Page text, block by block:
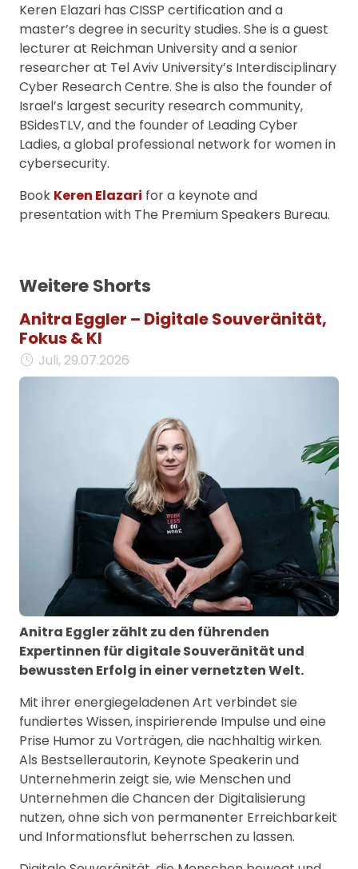
Keren Elazari has CISSP certification and a
master’s degree in security studies. She is a guest
lecturer at Reichman University and a senior
researcher at Tel Aviv University’s Interdisciplinary
Cyber Research Centre. She is also the founder of
Israel’s largest security research community,
BSidesTLV, and the founder of Leading Cyber
Ladies, a global professional network for women in
cybersecurity.
Book Keren Elazari for a keynote and
presentation with The Premium Speakers Bureau.
Weitere Shorts
Anitra Eggler – Digitale Souveränität,
Fokus & KI
Juli, 29.07.2026
Anitra Eggler zählt zu den führenden
Expertinnen für digitale Souveränität und
bewussten Erfolg in einer vernetzten Welt.
Mit ihrer energiegeladenen Art verbindet sie
fundiertes Wissen, inspirierende Impulse und eine
Prise Humor zu Vorträgen, die nachhaltig wirken.
Als Bestsellerautorin, Keynote Speakerin und
Unternehmerin zeigt sie, wie Menschen und
Unternehmen die Chancen der Digitalisierung
nutzen, ohne sich von permanenter Erreichbarkeit
und Informationsflut beherrschen zu lassen.